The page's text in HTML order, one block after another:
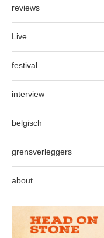
reviews
Live
festival
interview
belgisch
grensverleggers
about